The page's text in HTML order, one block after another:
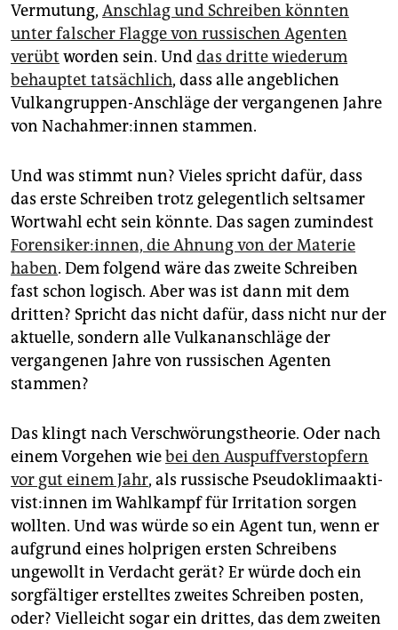
Vermutung, Anschlag und Schreiben könnten
unter falscher Flagge von russischen Agenten
verübt worden sein. Unddas dritte wiederum
behauptet tatsächlich, dass alle angeblichen
Vulkangruppen-Anschläge der vergangenen Jahre
von Nach­ah­me­r:in­nen stammen.
Und was stimmt nun? Vieles spricht dafür, dass
das erste Schreiben trotz gelegentlich seltsamer
Wortwahl echt sein könnte. Das sagen zumindest
Forensiker:innen, die Ahnung von der Materie
haben. Dem folgend wäre das zweite Schreiben
fast schon logisch. Aber was ist dann mit dem
dritten? Spricht das nicht dafür, dass nicht nur der
aktuelle, sondern alle Vulkananschläge der
vergangenen Jahre von russischen Agenten
stammen?
Das klingt nach Verschwörungstheorie. Oder nach
einem Vorgehen wiebei den Auspuffverstopfern
vor gut einem Jahr, als russische Pseu­do­kli­ma­ak­ti­
vis­t:in­nen im Wahlkampf für Irritation sorgen
wollten. Und was würde so ein Agent tun, wenn er
aufgrund eines holprigen ersten Schreibens
ungewollt in Verdacht gerät? Er würde doch ein
sorgfältiger erstelltes zweites Schreiben posten,
oder? Vielleicht sogar ein drittes, das dem zweiten